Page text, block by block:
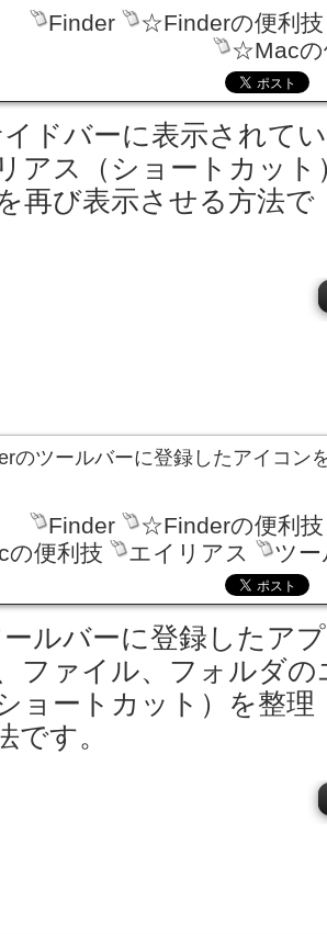
Finder
☆Finderの便利技
☆Macの
ドバーに表示されて
アス（ショートカット
再び表示させる方法で
のツールバーに登録したアイコン
Finder
☆Finderの便利技
便利技
エイリアス ツ
ルバーに登録したア
ファイル、フォルダの
ョートカット）を整理
です。